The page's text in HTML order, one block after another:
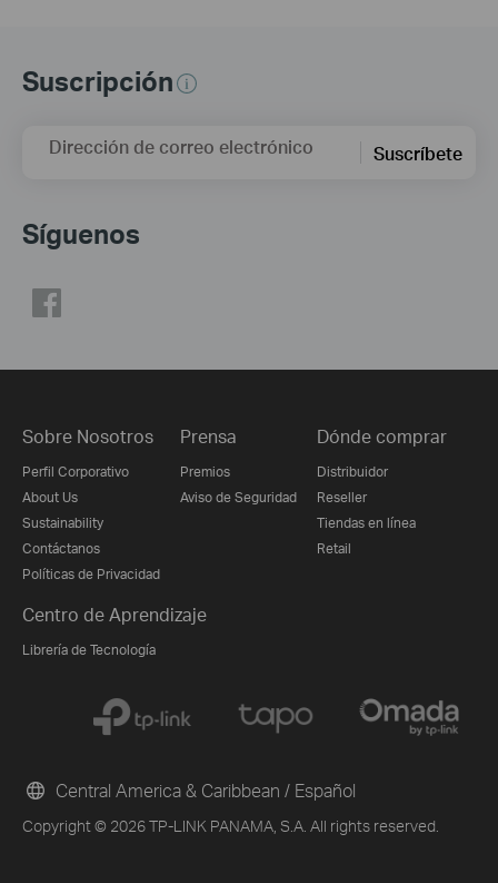
Suscripción
Dirección de correo electrónico Suscríbete
Síguenos
Sobre Nosotros
Perfil Corporativo
About Us
Sustainability
Contáctanos
Políticas de Privacidad
Prensa
Premios
Aviso de Seguridad
Dónde comprar
Distribuidor
Reseller
Tiendas en línea
Retail
Centro de Aprendizaje
Librería de Tecnología
Copyright © 2026 TP-LINK PANAMA, S.A. All rights reserved.
Central America & Caribbean / Español